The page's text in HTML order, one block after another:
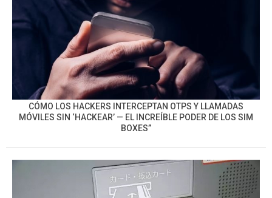
CÓMO LOS HACKERS INTERCEPTAN OTPS Y LLAMADAS
MÓVILES SIN ‘HACKEAR’ — EL INCREÍBLE PODER DE LOS SIM
BOXES”